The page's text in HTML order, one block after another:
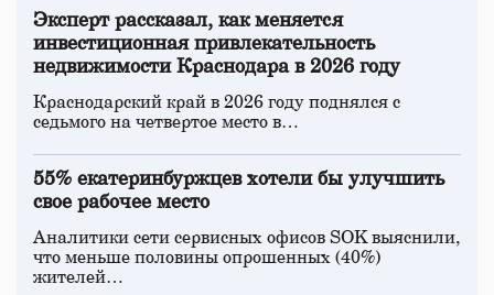
Эксперт рассказал, как меняется
инвестиционная привлекательность
недвижимости Краснодара в 2026 году
Краснодарский край в 2026 году поднялся с
седьмого на четвертое место в…
55% екатеринбуржцев хотели бы улучшить
свое рабочее место
Аналитики сети сервисных офисов SOK выяснили,
что меньше половины опрошенных (40%)
жителей…